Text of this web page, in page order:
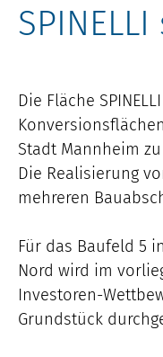
Die Fläche
Stadt Mannheim
Die Realisierung
mehreren
Für das Baufeld 5
Nord wird im
Investoren-
Grundstück